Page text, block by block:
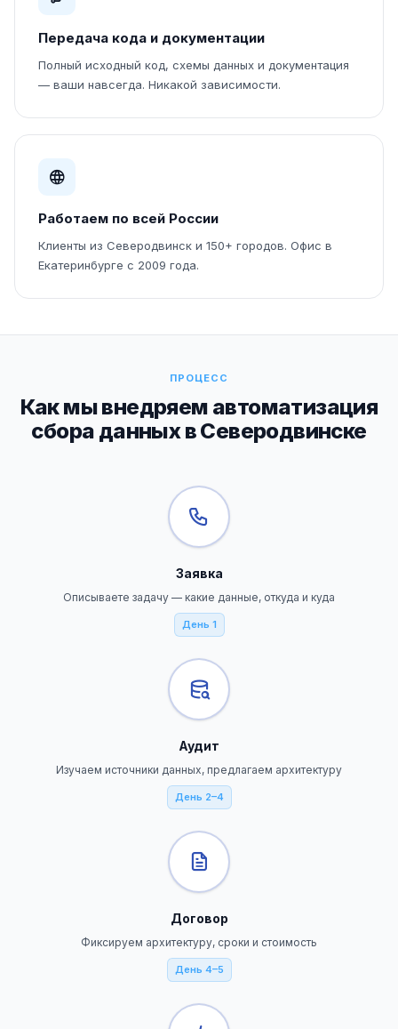
Передача кода и документации
Полный исходный код, схемы данных и документация
— ваши навсегда. Никакой зависимости.
Работаем по всей России
Клиенты из Северодвинск и 150+ городов. Офис в
Екатеринбурге с 2009 года.
ПРОЦЕСС
Как мы внедряем автоматизация
сбора данных в Северодвинске
Заявка
Описываете задачу — какие данные, откуда и куда
День 1
Аудит
Изучаем источники данных, предлагаем архитектуру
День 2–4
Договор
Фиксируем архитектуру, сроки и стоимость
День 4–5